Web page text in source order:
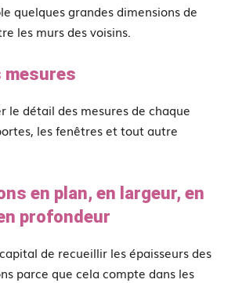
quelques grandes dimensions de
les murs des voisins.
mesures
le détail des mesures de chaque
les fenêtres et tout autre
en plan, en largeur, en
profondeur
de recueillir les épaisseurs des
parce que cela compte dans les